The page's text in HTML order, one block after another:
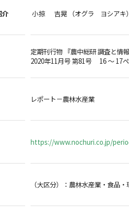
介 小掠 吉晃 （オグラ ヨシアキ）
定期刊行物 『農中総研 調査と情報
2020年11月号 第81号 16 ～ 17
レポート－農林水産業
https://www.nochuri.co.jp/
（大区分）：農林水産業・食